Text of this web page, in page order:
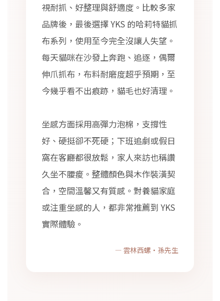
視耐抓、好整理與舒適度。比較多家
品牌後，最後選擇 YKS 的哈莉特貓抓
布系列，使用至今完全沒讓人失望。
每天貓咪在沙發上奔跑、追逐，偶爾
伸爪抓布，布料耐磨度超乎預期，至
今幾乎看不出痕跡，貓毛也好清理。
坐感方面採用高彈力泡棉，支撐性
好、硬挺卻不死硬；下班追劇或假日
窩在客廳都很放鬆，家人來訪也稱讚
久坐不腰痠。整體顏色與木作裝潢契
合，空間溫馨又有質感。對養貓家庭
或注重坐感的人，都非常推薦到 YKS
實際體驗。
— 雲林西螺・孫先生